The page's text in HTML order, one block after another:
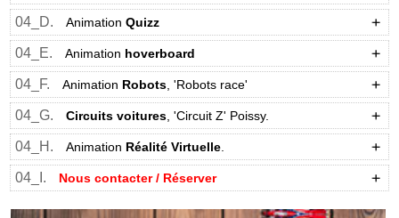
04_D. AnimationQuizz
04_E. Animation hoverboard
04_F. Animation Robots, 'Robots race'
04_G. Circuits voitures, 'Circuit Z' Poissy.
04_H. Animation Réalité Virtuelle.
04_I. Nous contacter / Réserver